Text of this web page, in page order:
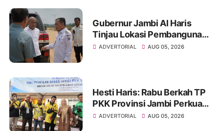
Gubernur Jambi Al Haris
Tinjau Lokasi Pembangunan
Sekolah Rakyat dan Lokasi
ADVERTORIAL AUG 05, 2026
Hesti Haris: Rabu Berkah TP
PKK Provinsi Jambi Perkuat
Literasi Keuangan dan
ADVERTORIAL AUG 05, 2026